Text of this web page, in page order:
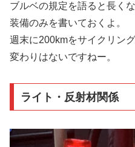
ブルベの規定を語ると長く
装備のみを書いておくよ。
週末に200kmをサイクリン
変わりはないですねー。
ライト・反射材関係